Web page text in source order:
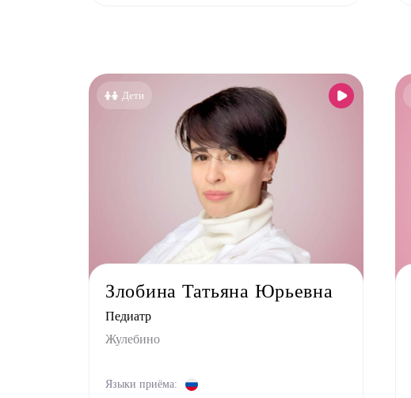
Дети
Злобина Татьяна Юрьевна
Педиатр
Жулебино
Языки приёма: